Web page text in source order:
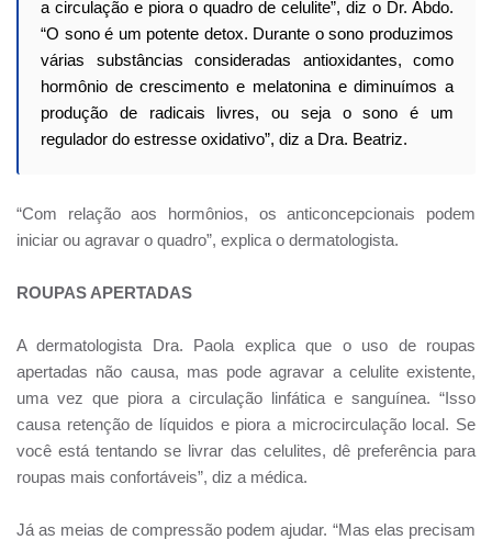
a circulação e piora o quadro de celulite”, diz o Dr. Abdo.
“O sono é um potente detox. Durante o sono produzimos
várias substâncias consideradas antioxidantes, como
hormônio de crescimento e melatonina e diminuímos a
produção de radicais livres, ou seja o sono é um
regulador do estresse oxidativo”, diz a Dra. Beatriz.
“Com relação aos hormônios, os anticoncepcionais podem
iniciar ou agravar o quadro”, explica o dermatologista.
ROUPAS APERTADAS
A dermatologista Dra. Paola explica que o uso de roupas
apertadas não causa, mas pode agravar a celulite existente,
uma vez que piora a circulação linfática e sanguínea. “Isso
causa retenção de líquidos e piora a microcirculação local. Se
você está tentando se livrar das celulites, dê preferência para
roupas mais confortáveis”, diz a médica.
Já as meias de compressão podem ajudar. “Mas elas precisam